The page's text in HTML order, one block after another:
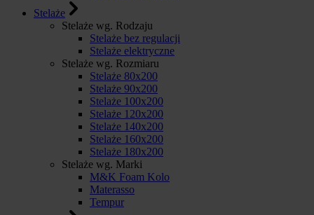
Stelaże
Stelaże wg. Rodzaju
Stelaże bez regulacji
Stelaże elektryczne
Stelaże wg. Rozmiaru
Stelaże 80x200
Stelaże 90x200
Stelaże 100x200
Stelaże 120x200
Stelaże 140x200
Stelaże 160x200
Stelaże 180x200
Stelaże wg. Marki
M&K Foam Kolo
Materasso
Tempur